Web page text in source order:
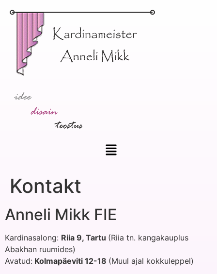
Kontakt
Anneli Mikk FIE
Kardinasalong: Riia 9, Tartu (Riia tn. kangakauplus
Abakhan ruumides)
Avatud: Kolmapäeviti 12-18 (Muul ajal kokkuleppel)